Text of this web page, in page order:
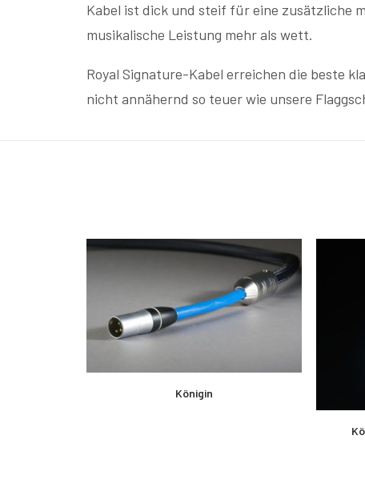
Kabel ist dick und steif für eine zusätzliche
musikalische Leistung mehr als wett.
Royal Signature-Kabel erreichen die beste
nicht annähernd so teuer wie unsere
MEHR LESEN
Königin